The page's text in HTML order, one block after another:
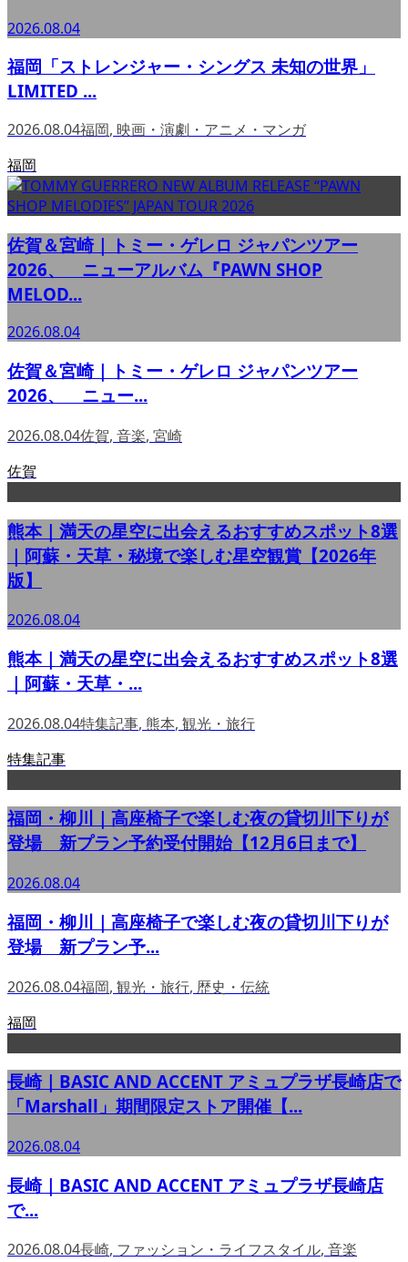
2026.08.04
福岡「ストレンジャー・シングス 未知の世界」
LIMITED ...
2026.08.04福岡, 映画・演劇・アニメ・マンガ
福岡
佐賀＆宮崎｜トミー・ゲレロ ジャパンツアー
2026、 ニューアルバム『PAWN SHOP
MELOD...
2026.08.04
佐賀＆宮崎｜トミー・ゲレロ ジャパンツアー
2026、 ニュー...
2026.08.04佐賀, 音楽, 宮崎
佐賀
熊本｜満天の星空に出会えるおすすめスポット8選
｜阿蘇・天草・秘境で楽しむ星空観賞【2026年
版】
2026.08.04
熊本｜満天の星空に出会えるおすすめスポット8選
｜阿蘇・天草・...
2026.08.04特集記事, 熊本, 観光・旅行
特集記事
福岡・柳川｜高座椅子で楽しむ夜の貸切川下りが
登場 新プラン予約受付開始【12月6日まで】
2026.08.04
福岡・柳川｜高座椅子で楽しむ夜の貸切川下りが
登場 新プラン予...
2026.08.04福岡, 観光・旅行, 歴史・伝統
福岡
長崎｜BASIC AND ACCENT アミュプラザ長崎店で
「Marshall」期間限定ストア開催【...
2026.08.04
長崎｜BASIC AND ACCENT アミュプラザ長崎店
で...
2026.08.04長崎, ファッション・ライフスタイル, 音楽